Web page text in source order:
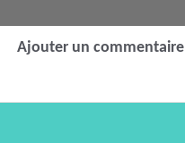
Ajouter un commentaire